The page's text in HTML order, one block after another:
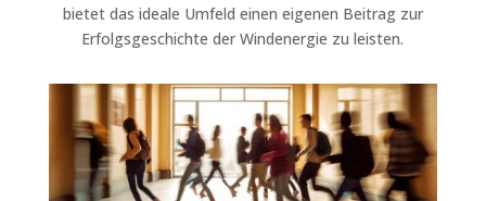
bietet das ideale Umfeld einen eigenen Beitrag zur
Erfolgsgeschichte der Windenergie zu leisten.